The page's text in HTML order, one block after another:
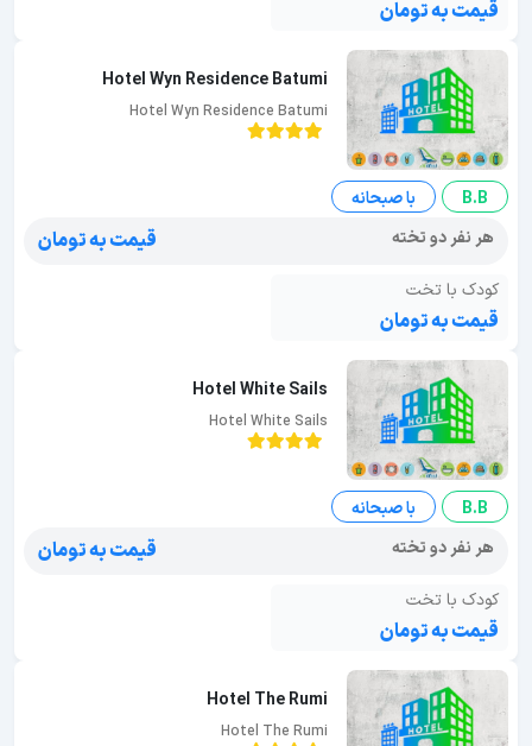
قیمت به تومان
Hotel Wyn Residence Batumi
Hotel Wyn Residence Batumi
B.B
با صبحانه
هر نفر دو تخته
قیمت به تومان
کودک با تخت
قیمت به تومان
Hotel White Sails
Hotel White Sails
B.B
با صبحانه
هر نفر دو تخته
قیمت به تومان
کودک با تخت
قیمت به تومان
Hotel The Rumi
Hotel The Rumi